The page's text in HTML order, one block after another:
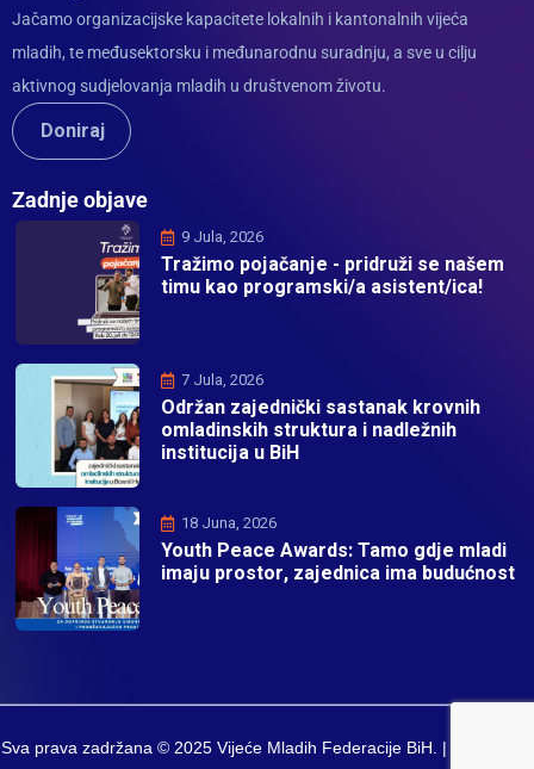
Jačamo organizacijske kapacitete lokalnih i kantonalnih vijeća
mladih, te međusektorsku i međunarodnu suradnju, a sve u cilju
aktivnog sudjelovanja mladih u društvenom životu.
Doniraj
Zadnje objave
9 Jula, 2026
Tražimo pojačanje - pridruži se našem
timu kao programski/a asistent/ica!
7 Jula, 2026
Održan zajednički sastanak krovnih
omladinskih struktura i nadležnih
institucija u BiH
18 Juna, 2026
Youth Peace Awards: Tamo gdje mladi
imaju prostor, zajednica ima budućnost
Sva prava zadržana © 2025 Vijeće Mladih Federacije BiH. | Developed